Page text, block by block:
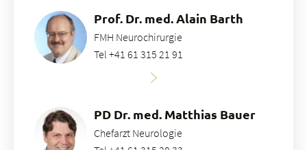
Prof. Dr. med. Alain Barth
FMH Neurochirurgie
Tel +41 61 315 21 91
PD Dr. med. Matthias Bauer
Chefarzt Neurologie